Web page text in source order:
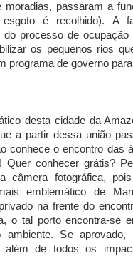
passaram a
é recolhido). A
do processo de
os pequenos rios
programa de governo
desta cidade da
a partir dessa união
conhece o encontro das
conhecer grátis?
fotográfica,
emblemático de
na frente do
o tal porto encontra-se
Se aprovado,
além de todos os